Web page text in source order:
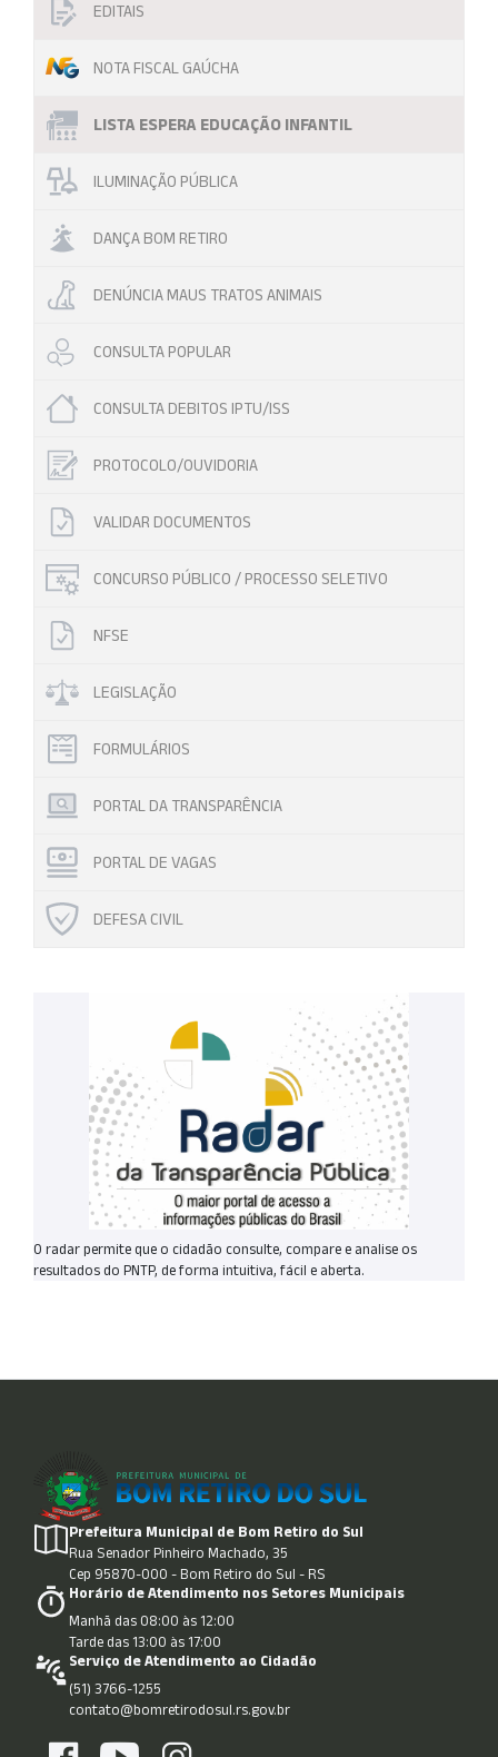
EDITAIS
NOTA FISCAL GAÚCHA
LISTA ESPERA EDUCAÇÃO INFANTIL
ILUMINAÇÃO PÚBLICA
DANÇA BOM RETIRO
DENÚNCIA MAUS TRATOS ANIMAIS
CONSULTA POPULAR
CONSULTA DEBITOS IPTU/ISS
PROTOCOLO/OUVIDORIA
VALIDAR DOCUMENTOS
CONCURSO PÚBLICO / PROCESSO SELETIVO
NFSE
LEGISLAÇÃO
FORMULÁRIOS
PORTAL DA TRANSPARÊNCIA
PORTAL DE VAGAS
DEFESA CIVIL
O radar permite que o cidadão consulte, compare e analise os
resultados do PNTP, de forma intuitiva, fácil e aberta.
Prefeitura Municipal de Bom Retiro do Sul
Rua Senador Pinheiro Machado, 35
Cep 95870-000 - Bom Retiro do Sul - RS
Horário de Atendimento nos Setores Municipais
Manhã das 08:00 às 12:00
Tarde das 13:00 às 17:00
Serviço de Atendimento ao Cidadão
(51) 3766-1255
contato@bomretirodosul.rs.gov.br